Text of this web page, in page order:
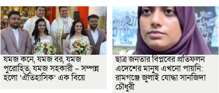
যমজ কনে, যমজ বর, যমজ
পুরোহিত, যমজ সহকারী – সম্পন্ন
হলো ‘ঐতিহাসিক’ এক বিয়ে
ছাত্র জনতার বিপ্লবের প্রতিফলন
এদেশের মানুষ এখনো পায়নি:
রামগঞ্জে জুলাই যোদ্ধা সানজিদা
চৌধুরী